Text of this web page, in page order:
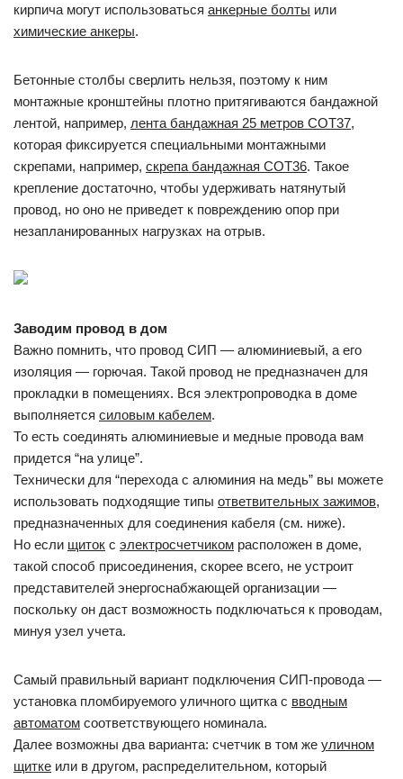
кирпича могут использоваться анкерные болты или
химические анкеры.
Бетонные столбы сверлить нельзя, поэтому к ним
монтажные кронштейны плотно притягиваются бандажной
лентой, например, лента бандажная 25 метров COT37,
которая фиксируется специальными монтажными
скрепами, например, скрепа бандажная СОТ36. Такое
крепление достаточно, чтобы удерживать натянутый
провод, но оно не приведет к повреждению опор при
незапланированных нагрузках на отрыв.
Заводим провод в дом
Важно помнить, что провод СИП — алюминиевый, а его
изоляция — горючая. Такой провод не предназначен для
прокладки в помещениях. Вся электропроводка в доме
выполняется силовым кабелем.
То есть соединять алюминиевые и медные провода вам
придется “на улице”.
Технически для “перехода с алюминия на медь” вы можете
использовать подходящие типы ответвительных зажимов,
предназначенных для соединения кабеля (см. ниже).
Но если щиток с электросчетчиком расположен в доме,
такой способ присоединения, скорее всего, не устроит
представителей энергоснабжающей организации —
поскольку он даст возможность подключаться к проводам,
минуя узел учета.
Самый правильный вариант подключения СИП-провода —
установка пломбируемого уличного щитка с вводным
автоматом соответствующего номинала.
Далее возможны два варианта: счетчик в том же уличном
щитке или в другом, распределительном, который